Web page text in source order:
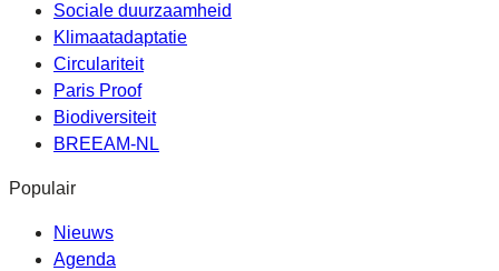
Sociale duurzaamheid
Klimaatadaptatie
Circulariteit
Paris Proof
Biodiversiteit
BREEAM-NL
Populair
Nieuws
Agenda